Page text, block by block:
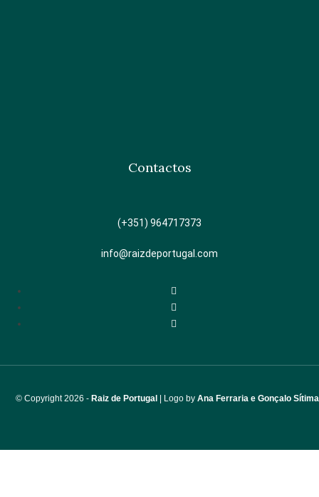
Contactos
(+351) 964717373
info@raizdeportugal.com
© Copyright 2026 - Raiz de Portugal | Logo by Ana Ferraria e Gonçalo Sítima